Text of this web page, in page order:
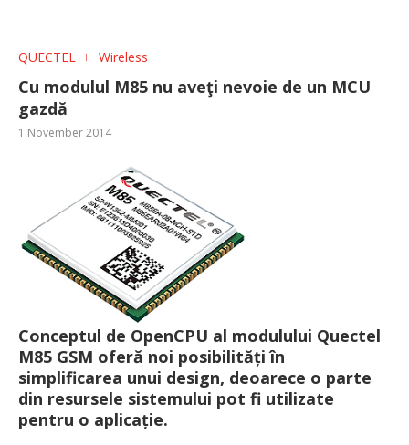
QUECTEL Wireless
Cu modulul M85 nu aveţi nevoie de un MCU
gazdă
1 November 2014
Conceptul de OpenCPU al modulului Quectel
M85 GSM oferă noi posibilități în
simplificarea unui design, deoarece o parte
din resursele sistemului pot fi utilizate
pentru o aplicație.